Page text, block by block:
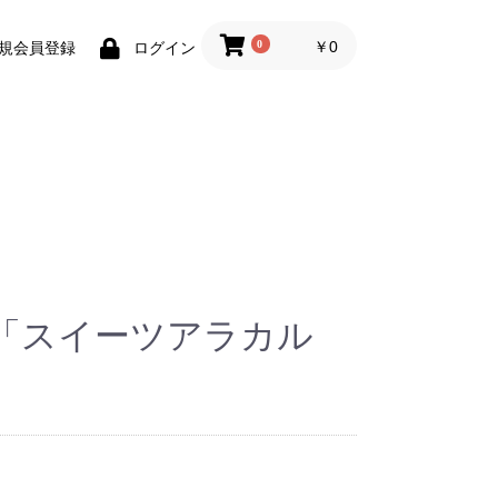
会員登録 ログイン 0 ￥0
スイーツアラカル